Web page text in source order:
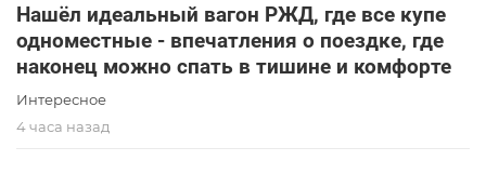
Нашёл идеальный вагон РЖД, где все купе
одноместные - впечатления о поездке, где
наконец можно спать в тишине и комфорте
Интересное
4 часа назад